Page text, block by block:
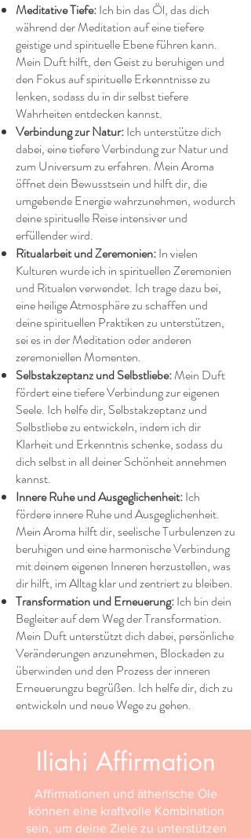
Meditative Tiefe:Ich bin das Öl, das dich
während der Meditation auf eine tiefere
geistige und spirituelle Ebene führen kann.
Mein Duft hilft, den Geist zu beruhigen und
den Fokus auf spirituelle Erkenntnisse zu
lenken, sodass du in dir selbst tiefere
Wahrheiten entdecken kannst.
Verbindung zur Natur:Ich unterstütze dich
dabei, eine tiefere Verbindung zur Natur und
zum Universum zu erfahren. Mein Aroma
öffnet dein Bewusstsein und hilft dir, die
umgebende Energie wahrzunehmen, wodurch
deine spirituelle Reise intensiver und
erfüllender wird.
Ritualarbeit und Zeremonien:In vielen
Kulturen wurde ich in spirituellen Zeremonien
und Ritualen verwendet. Ich trage dazu bei,
eine heilige Atmosphäre zu schaffen und
deine spirituellen Praktiken zu unterstützen,
sei es in der Meditation oder anderen
zeremoniellen Momenten.
Selbstakzeptanz und Selbstliebe:Mein Duft
fördert eine tiefere Verbindung zur eigenen
Seele. Ich helfe dir, Selbstakzeptanz und
Selbstliebe zu entwickeln, indem ich dir
Klarheit und Erkenntnis schenke, sodass du
dich selbst in all deiner Schönheit annehmen
kannst.
Innere Ruhe und Ausgeglichenheit:Ich
fördere innere Ruhe und Ausgeglichenheit.
Mein Aroma hilft dir, seelische Turbulenzen zu
beruhigen und eine harmonische Verbindung
mit deinem eigenen Inneren herzustellen, was
dir hilft, im Alltag klar und zentriert zu bleiben.
Transformation und Erneuerung:Ich bin dein
Begleiter auf dem Weg der Transformation.
Mein Duft unterstützt dich dabei, persönliche
Veränderungen anzunehmen, Blockaden zu
überwinden und den Prozess der inneren
Erneuerungzu begrüßen. Ich helfe dir, dich zu
entwickeln und neue Wege zu gehen.
Iliahi Affirmation
Affirmationen und ätherische Öle
können eine kraftvolle Kombination
sein, um deine Ziele zu unterstützen